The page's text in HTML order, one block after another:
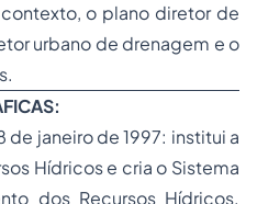
o plano diretor de
urbano de drenagem e o
de janeiro de 1997: institui a
Hídricos e cria o Sistema
dos Recursos Hídricos.